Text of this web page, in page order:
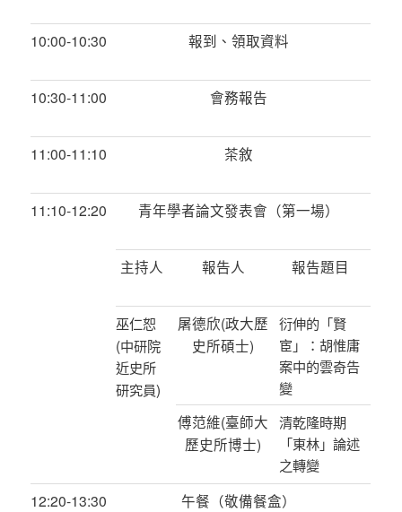
10:00-10:30 報到、領取資料
10:30-11:00 會務報告
11:00-11:10 茶敘
11:10-12:20 青年學者論文發表會（第一場）
主持人 報告人 報告題目
巫仁恕
(中研院
近史所
研究員)
屠德欣(政大歷
史所碩士)
衍伸的「賢
宦」：胡惟庸
案中的雲奇告
變
傅范維(臺師大
歷史所博士)
清乾隆時期
「東林」論述
之轉變
12:20-13:30 午餐（敬備餐盒）